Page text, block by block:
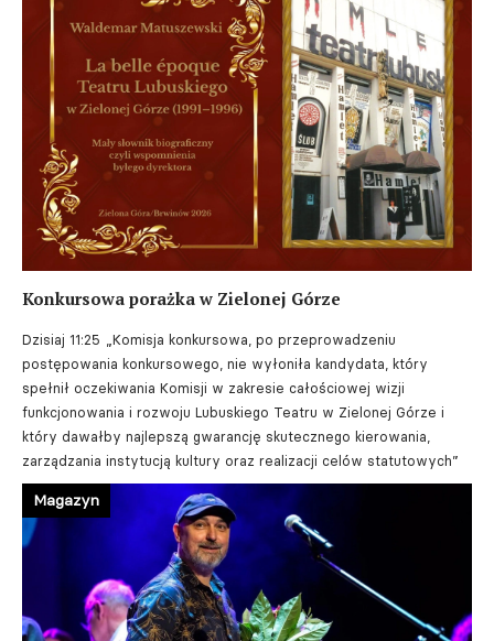
Konkursowa porażka w Zielonej Górze
Dzisiaj 11:25 „Komisja konkursowa, po przeprowadzeniu
postępowania konkursowego, nie wyłoniła kandydata, który
spełnił oczekiwania Komisji w zakresie całościowej wizji
funkcjonowania i rozwoju Lubuskiego Teatru w Zielonej Górze i
który dawałby najlepszą gwarancję skutecznego kierowania,
zarządzania instytucją kultury oraz realizacji celów statutowych”
Magazyn